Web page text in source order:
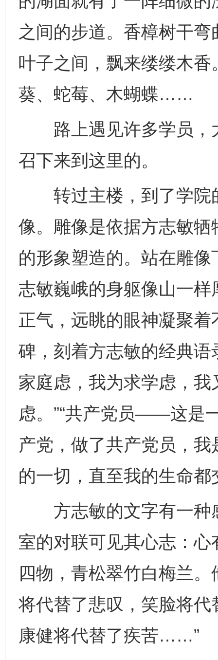
之间的步道。香樟树干
叶子之间，飘来缕缕木
葵、蛇莓、木蝴蝶……
路上遇见许多学员，
召下来到这里的。
转过主楼，到了学院
像。雕像是依据方志敏
的形象塑造的。站在雕
志敏巍峨的身躯像山一
正气，远眺的眼神凝聚
碑，刻着方志敏的经典语
家庭虑，我为求学虑，
虑。”“共产党员——这是
产党，做了共产党员，
的一切，直至我的生命都
方志敏的文字有一种
室的对联可见其心志：
四物，青松翠竹白梅兰
将代替了悲叹，笑脸将
康健将代替了疾苦……”